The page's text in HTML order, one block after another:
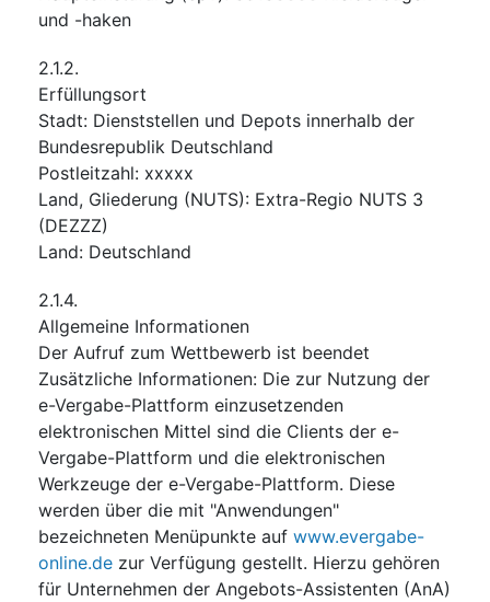
und -haken
2.1.2.
Erfüllungsort
Stadt: Dienststellen und Depots innerhalb der
Bundesrepublik Deutschland
Postleitzahl: xxxxx
Land, Gliederung (NUTS): Extra-Regio NUTS 3
(DEZZZ)
Land: Deutschland
2.1.4.
Allgemeine Informationen
Der Aufruf zum Wettbewerb ist beendet
Zusätzliche Informationen: Die zur Nutzung der
e-Vergabe-Plattform einzusetzenden
elektronischen Mittel sind die Clients der e-
Vergabe-Plattform und die elektronischen
Werkzeuge der e-Vergabe-Plattform. Diese
werden über die mit "Anwendungen"
bezeichneten Menüpunkte auf www.evergabe-
online.de zur Verfügung gestellt. Hierzu gehören
für Unternehmen der Angebots-Assistenten (AnA)